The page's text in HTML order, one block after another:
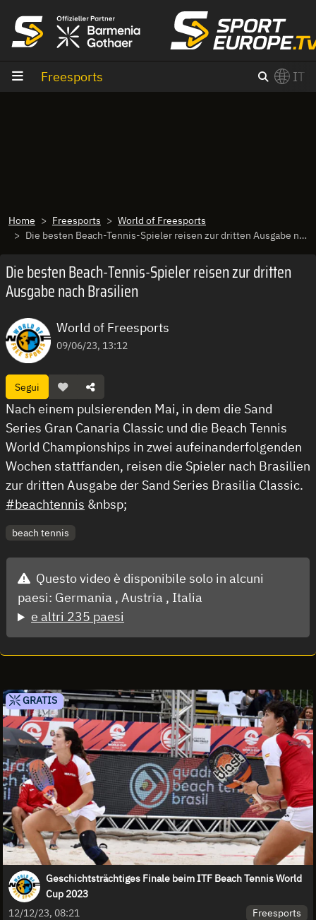
Freesports IT
Home Freesports
World of Freesports
Die besten Beach-Tennis-Spieler reisen zur dritten Ausgabe nach Brasilien
Die besten Beach-Tennis-Spieler reisen zur dritten
Ausgabe nach Brasilien
World of Freesports
09/06/23, 13:12
Segui
Nach einem pulsierenden Mai, in dem die Sand
Series Gran Canaria Classic und die Beach Tennis
World Championships in zwei aufeinanderfolgenden
Wochen stattfanden, reisen die Spieler nach Brasilien
zur dritten Ausgabe der Sand Series Brasilia Classic.
#beachtennis &nbsp;
beach tennis
Questo video è disponibile solo in alcuni
paesi: Germania , Austria , Italia
e altri 235 paesi
GRATIS
Geschichtsträchtiges Finale beim ITF Beach Tennis World
Cup 2023
12/12/23, 08:21
Freesports